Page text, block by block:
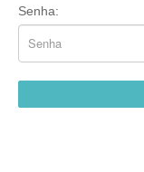
Senha: